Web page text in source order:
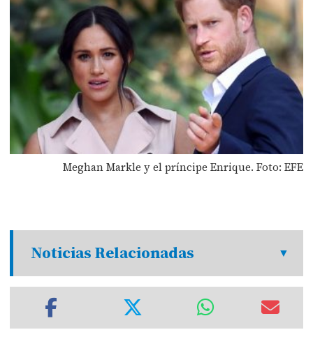
Meghan Markle y el príncipe Enrique. Foto: EFE
Noticias Relacionadas